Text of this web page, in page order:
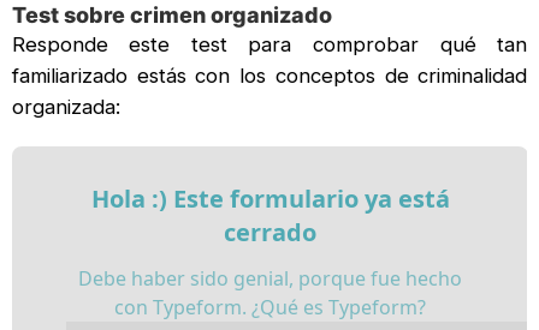
Test sobre crimen organizado
Responde este test para comprobar qué tan
familiarizado estás con los conceptos de criminalidad
organizada: